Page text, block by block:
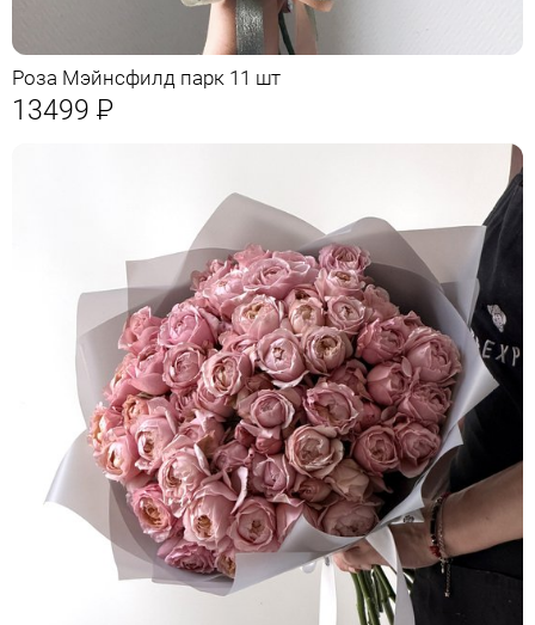
Роза Мэйнсфилд парк 11 шт
13499 Р